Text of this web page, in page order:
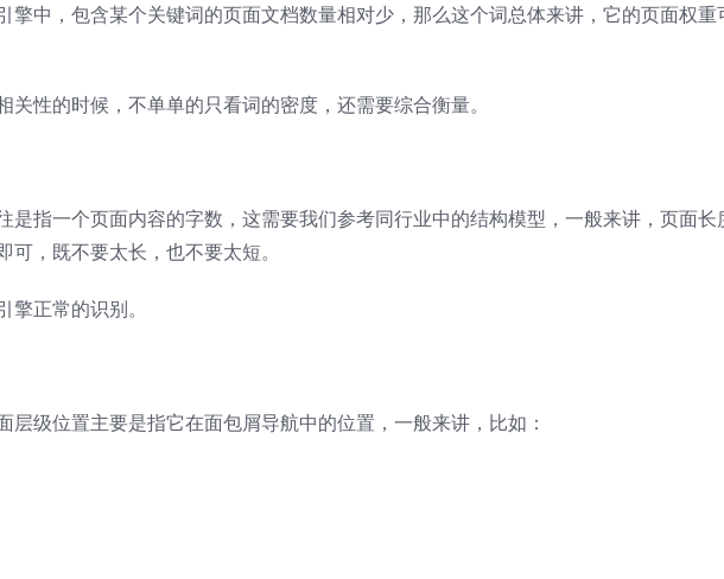
擎中，包含某个关键词的页面文档数量相对少，那么这个词总体来讲，它的页面权重
关性的时候，不单单的只看词的密度，还需要综合衡量。
是指一个页面内容的字数，这需要我们参考同行业中的结构模型，一般来讲，页面长
可，既不要太长，也不要太短。
正常的识别。
层级位置主要是指它在面包屑导航中的位置，一般来讲，比如：